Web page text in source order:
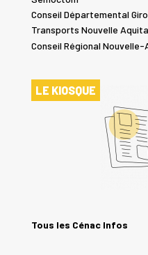
Conseil Départemental
Transports Nouvelle
Conseil Régional
LE KIOSQUE
Tous les Cénac Infos